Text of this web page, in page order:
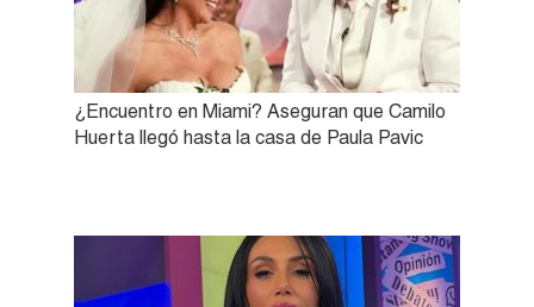
¿Encuentro en Miami? Aseguran que Camilo
Huerta llegó hasta la casa de Paula Pavic